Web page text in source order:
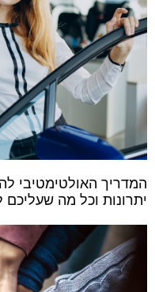
המדריך האולטימטיבי
יתרונות וכל מה